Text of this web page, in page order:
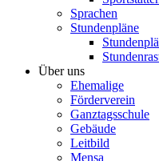
Sprachen
Stundenpläne
Über uns
Ehemalige
Förderverein
Ganztagsschule
Gebäude
Leitbild
Mensa